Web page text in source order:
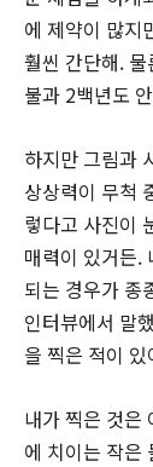
에 제약이 많지
훨씬 간단해.
불과 2백년도
하지만 그림과
상상력이 무척
렇다고 사진이
매력이 있거든.
되는 경우가 종
인터뷰에서 말
을 찍은 적이
내가 찍은 것은
에 치이는 작은